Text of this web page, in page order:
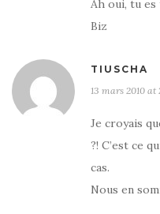
Ah oui, tu
Biz
TIUSCHA
13 mars 2010
Je croyais
?! C’est ce
cas.
Nous en